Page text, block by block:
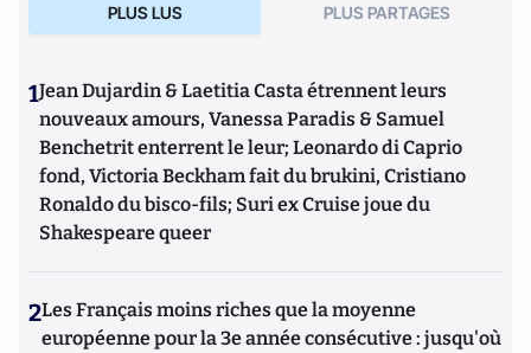
PLUS LUS PLUS PARTAGES
1Jean Dujardin & Laetitia Casta étrennent leurs
nouveaux amours, Vanessa Paradis & Samuel
Benchetrit enterrent le leur; Leonardo di Caprio
fond, Victoria Beckham fait du brukini, Cristiano
Ronaldo du bisco-fils; Suri ex Cruise joue du
Shakespeare queer
2Les Français moins riches que la moyenne
européenne pour la 3e année consécutive : jusqu'où